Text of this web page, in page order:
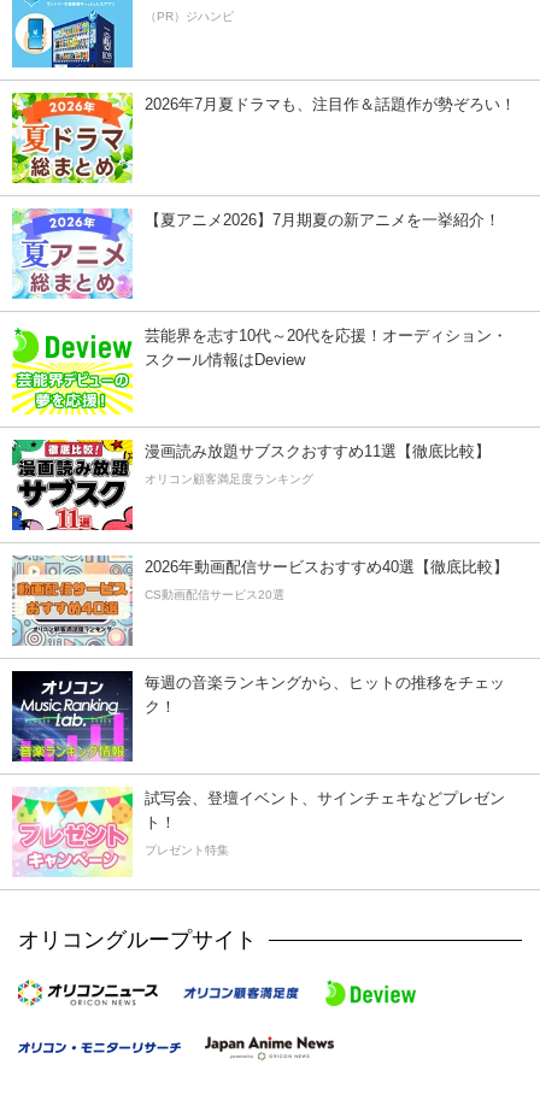
（PR）ジハンピ
2026年7月夏ドラマも、注目作＆話題作が勢ぞろい！
【夏アニメ2026】7月期夏の新アニメを一挙紹介！
芸能界を志す10代～20代を応援！オーディション・
スクール情報はDeview
漫画読み放題サブスクおすすめ11選【徹底比較】
オリコン顧客満足度ランキング
2026年動画配信サービスおすすめ40選【徹底比較】
CS動画配信サービス20選
毎週の音楽ランキングから、ヒットの推移をチェッ
ク！
試写会、登壇イベント、サインチェキなどプレゼン
ト！
プレゼント特集
オリコングループサイト